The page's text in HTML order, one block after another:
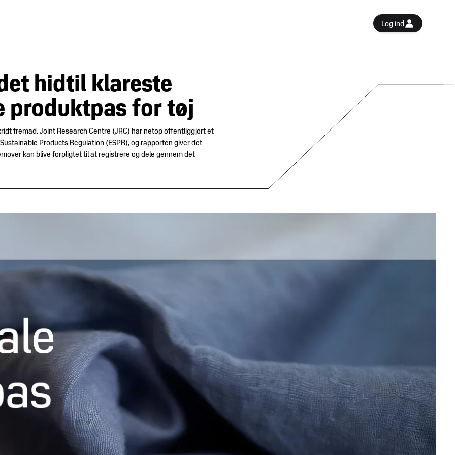
Log ind
hidtil klareste
produktpas for tøj
fremad. Joint Research Centre (JRC) har netop offentliggjort et
Products Regulation (ESPR), og rapporten giver det
kan blive forpligtet til at registrere og dele gennem det